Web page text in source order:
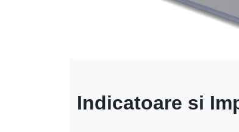
Indicatoare si